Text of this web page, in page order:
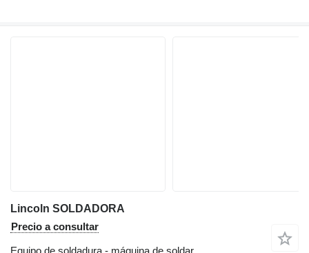
Lincoln SOLDADORA
Precio a consultar